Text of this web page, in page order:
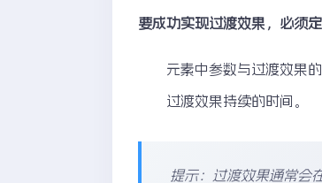
要成功实现过渡效果，必须
元素中参数与过渡效果的
过渡效果持续的时间。
提示：过渡效果通常会